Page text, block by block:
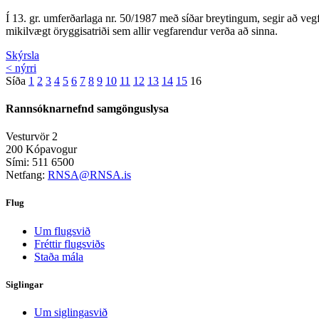
Í 13. gr. umferðarlaga nr. 50/1987 með síðar breytingum, segir að
mikilvægt öryggisatriði sem allir vegfarendur verða að sinna.
Skýrsla
< nýrri
Síða 1 2 3 4 5 6 7 8 9 10 11 12 13 14 15 16
Rannsóknarnefnd samgönguslysa
Vesturvör 2
200 Kópavogur
Sími: 511 6500
Netfang: RNSA@RNSA.is
Flug
Um flugsvið
Fréttir flugsviðs
Staða mála
Siglingar
Um siglingasvið